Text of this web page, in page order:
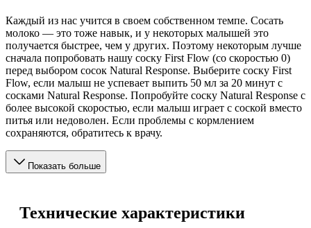
Каждый из нас учится в своем собственном темпе. Сосать
молоко — это тоже навык, и у некоторых малышей это
получается быстрее, чем у других. Поэтому некоторым лучше
сначала попробовать нашу соску First Flow (со скоростью 0)
перед выбором сосок Natural Response. Выберите соску First
Flow, если малыш не успевает выпить 50 мл за 20 минут с
сосками Natural Response. Попробуйте соску Natural Response с
более высокой скоростью, если малыш играет с соской вместо
питья или недоволен. Если проблемы с кормлением
сохраняются, обратитесь к врачу.
Показать больше
Технические характеристики